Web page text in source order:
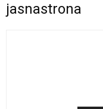
jasnastrona